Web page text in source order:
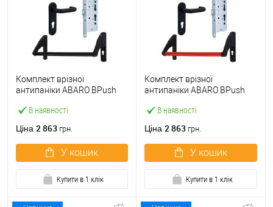
В наявності
Комплект врізної
антипаніки ABARO BPush
чорний із замком та ручкою
Ціна 2 863 грн.
У кошик
Купити в 1 клік
В наявності
Комплект врізної
антипаніки ABARO BPush
червоний із замком та
Ціна 2 863 грн.
У кошик
Купити в 1 клік